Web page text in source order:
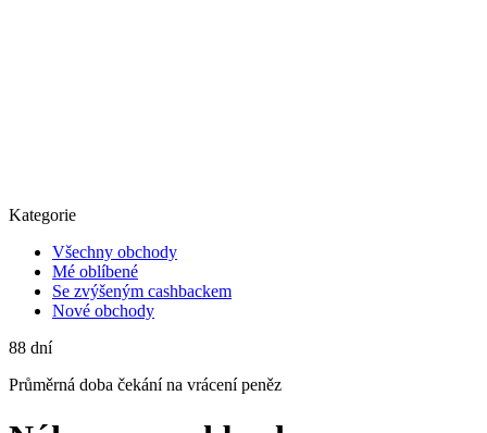
Kategorie
Všechny obchody
Mé oblíbené
Se zvýšeným cashbackem
Nové obchody
88 dní
Průměrná doba čekání na vrácení peněz